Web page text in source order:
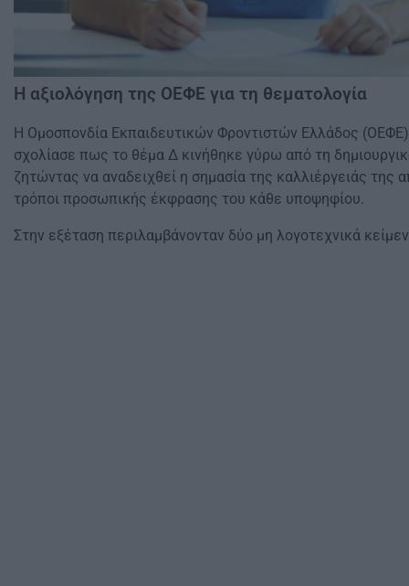
Η αξιολόγηση της ΟΕΦΕ για τη θεματολογία
Η Ομοσπονδία Εκπαιδευτικών Φροντιστών Ελλάδος
σχολίασε πως το θέμα Δ κινήθηκε γύρω από τη
ζητώντας να αναδειχθεί η σημασία της καλλιέργειάς της
τρόποι προσωπικής έκφρασης του κάθε υποψηφίου.
Στην εξέταση περιλαμβάνονταν δύο μη λογοτεχνικά